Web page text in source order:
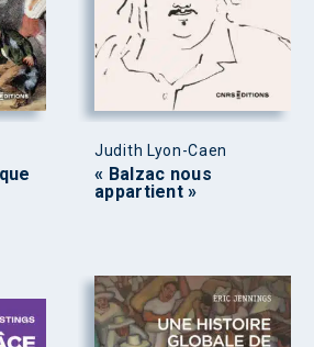
Judith Lyon-Caen
« Balzac nous
appartient »